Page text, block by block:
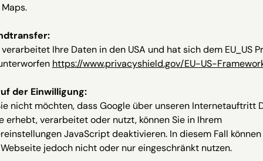
Ihre Daten in den USA und hat sich dem EU_US
https://www.privacyshield.gov/EU-US-
der Einwilligung:
nicht möchten, dass Google über unseren Internetauftritt
erhebt, verarbeitet oder nutzt, können Sie in Ihrem
JavaScript deaktivieren. In diesem Fall können
jedoch nicht oder nur eingeschränkt nutzen.